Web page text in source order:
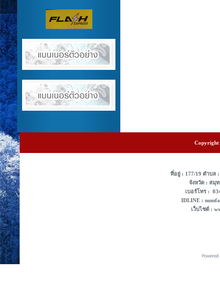
Copyright
ที่อยู่ : 177/19 ตําบล
จังหวัด : สมุ
เบอร์โทร :
IDLINE :
เว็บไซต์ :